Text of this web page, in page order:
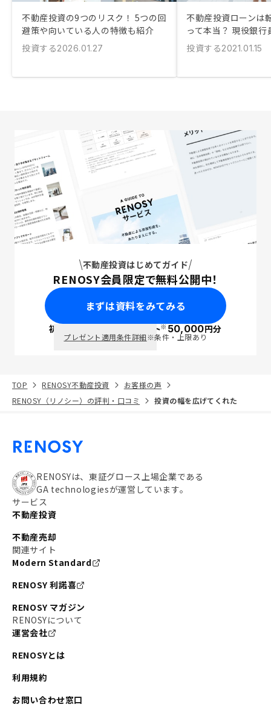
不動産投資の9つのリスク！ 5つの回
避策や向いている人の特徴も紹介
投資する2026.01.27
不動産投資ローンは
って本当？ 現役銀
投資する2021.01.15
不動産投資はじめてガイド
RENOSY会員限定で無料公開中！
まずは資料をみてみる
初回面談で ポイント※50,000円分
プレゼント適用条件詳細※条件・上限あり
TOP RENOSY不動産投資
お客様の声
RENOSY（リノシー）の評判・口コミ
投資の幅を広げてくれた
RENOSYは、東証グロース上場企業である
GA technologiesが運営しています。
サービス
不動産投資
不動産売却
関連サイト
Modern Standard
RENOSY 利諾喜
RENOSY マガジン
RENOSYについて
運営会社
RENOSYとは
利用規約
お問い合わせ窓口